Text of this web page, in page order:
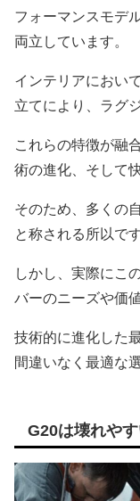
フォーマンスモデ
両立しています。
インテリアにおい
立てにより、ラグ
これらの特徴が融
術の進化、そして
そのため、多くの
と称される所以です
しかし、実際にこ
バーのニーズや価
技術的に進化した
間違いなく最適な
G20は壊れや